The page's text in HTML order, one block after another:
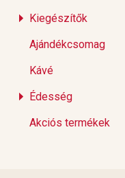
Kiegészítők
Ajándékcsomag
Kávé
Édesség
Akciós termékek